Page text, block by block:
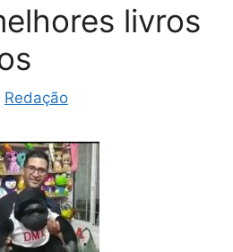
livros
Redação